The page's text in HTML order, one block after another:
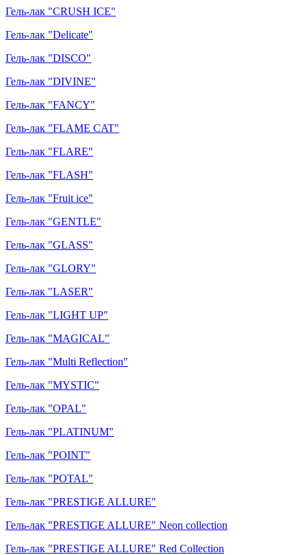
Гель-лак "CRUSH ICE"
Гель-лак "Delicate"
Гель-лак "DISCO"
Гель-лак "DIVINE"
Гель-лак "FANCY"
Гель-лак "FLAME CAT"
Гель-лак "FLARE"
Гель-лак "FLASH"
Гель-лак "Fruit ice"
Гель-лак "GENTLE"
Гель-лак "GLASS"
Гель-лак "GLORY"
Гель-лак "LASER"
Гель-лак "LIGHT UP"
Гель-лак "MAGICAL"
Гель-лак "Multi Reflection"
Гель-лак "MYSTIC"
Гель-лак "OPAL"
Гель-лак "PLATINUM"
Гель-лак "POINT"
Гель-лак "POTAL"
Гель-лак "PRESTIGE ALLURE"
Гель-лак "PRESTIGE ALLURE" Neon collection
Гель-лак "PRESTIGE ALLURE" Red Collection